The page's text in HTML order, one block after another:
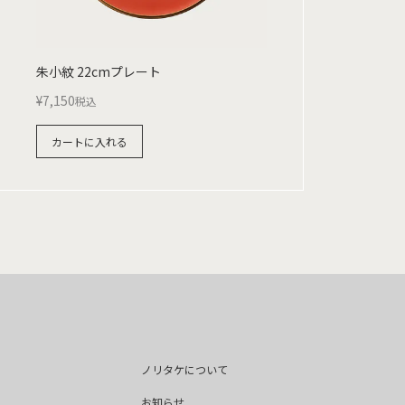
朱小紋 22cmプレート
¥7,150税込
カートに入れる
ノリタケについて
お知らせ